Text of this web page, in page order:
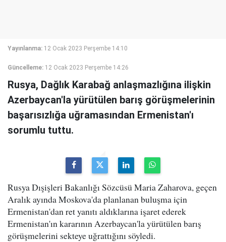
Yayınlanma: 12 Ocak 2023 Perşembe 14:10
Güncelleme: 12 Ocak 2023 Perşembe 14:26
Rusya, Dağlık Karabağ anlaşmazlığına ilişkin
Azerbaycan'la yürütülen barış görüşmelerinin
başarısızlığa uğramasından Ermenistan'ı
sorumlu tuttu.
Rusya Dışişleri Bakanlığı Sözcüsü Maria Zaharova, geçen
Aralık ayında Moskova'da planlanan buluşma için
Ermenistan'dan ret yanıtı aldıklarına işaret ederek
Ermenistan'ın kararının Azerbaycan'la yürütülen barış
görüşmelerini sekteye uğrattığını söyledi.